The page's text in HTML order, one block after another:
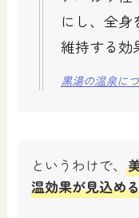
にし、全身
維持する効
黒湯の温泉に
というわけで、
温効果が見込め